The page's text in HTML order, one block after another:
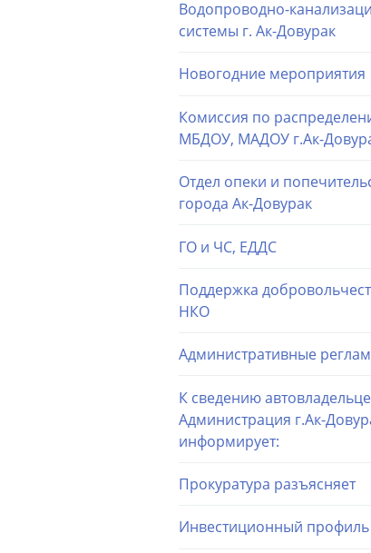
Водопроводно-
системы г. Ак-Довурак
Новогодние мероприятия
Комиссия по
МБДОУ, МАДОУ г.Ак-
Отдел опеки и
города Ак-Довурак
ГО и ЧС, ЕДДС
Поддержка
НКО
Административные
К сведению
Администрация г.Ак-
информирует:
Прокуратура разъясняет
Инвестиционный профиль